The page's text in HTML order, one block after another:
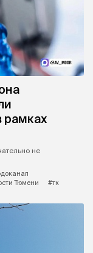
рамках
не
Тюмени #тк